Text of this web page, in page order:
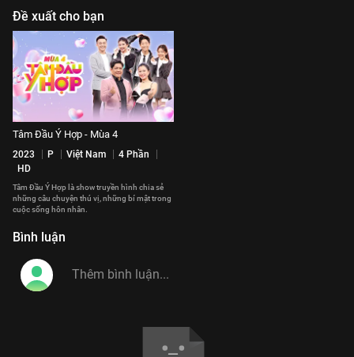
Đề xuất cho bạn
Tâm Đầu Ý Hợp - Mùa 4
2023 P Việt Nam
4 Phần
HD
Tâm Đầu Ý Hợp là show truyền hình chia sẻ
những câu chuyện thú vị, những bí mật trong
cuộc sống hôn nhân.
Bình luận